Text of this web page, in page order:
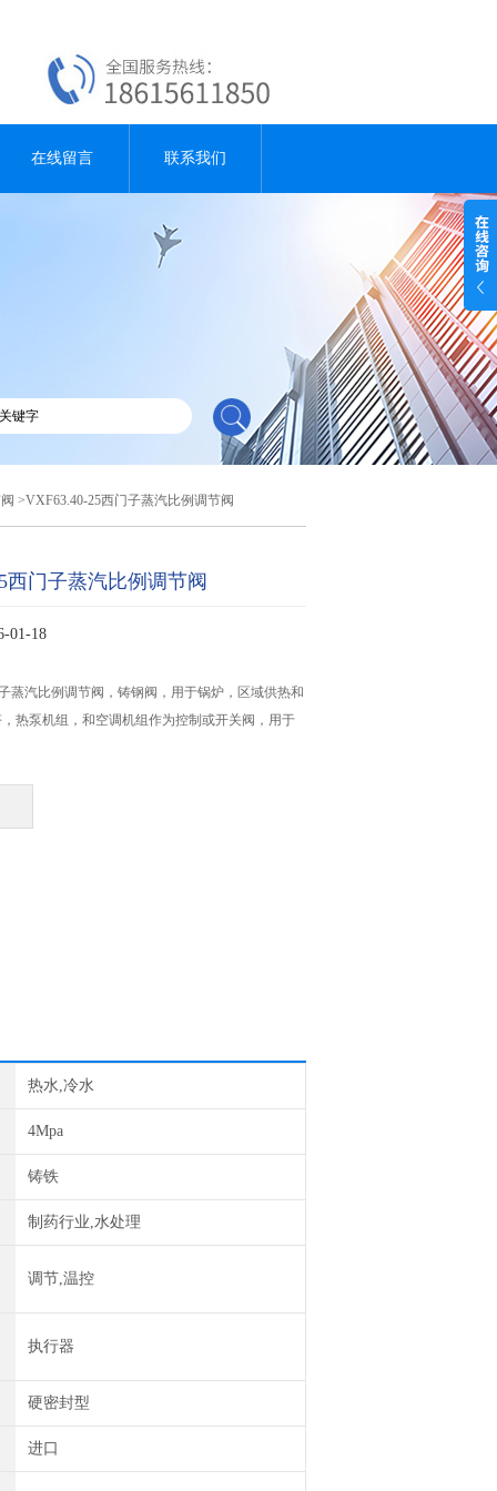
在线留言 联系我们
>VXF63.40-25西门子蒸汽比例调节阀
西门子蒸汽比例调节阀
01-18
蒸汽比例调节阀，铸钢阀，用于锅炉，区域供热和
热泵机组，和空调机组作为控制或开关阀，用于
热水,冷水
4Mpa
铸铁
制药行业,水处理
调节,温控
执行器
硬密封型
进口